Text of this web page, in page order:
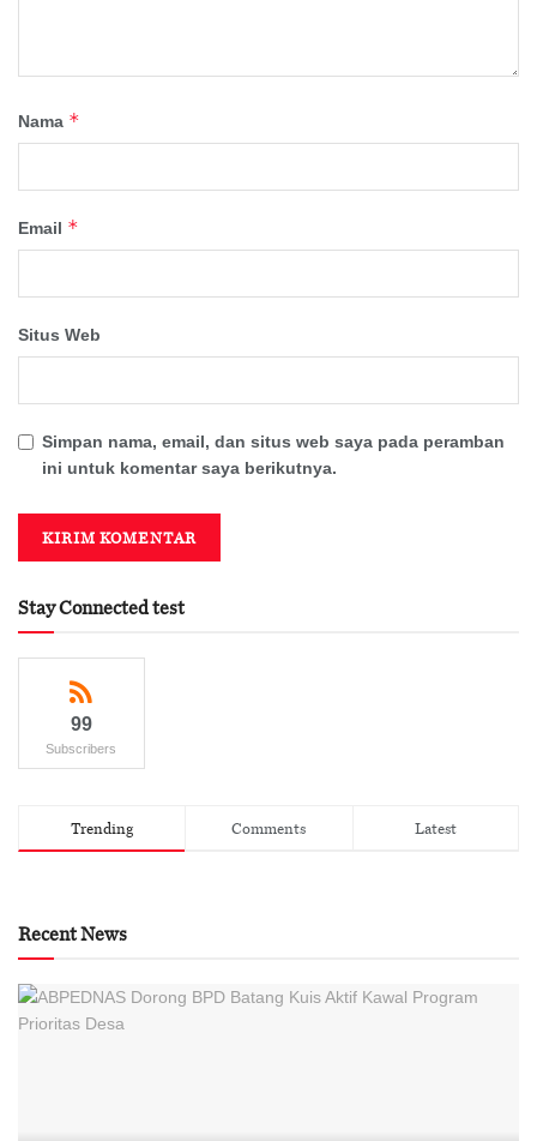
Nama *
Email *
Situs Web
Simpan nama, email, dan situs web saya pada peramban
ini untuk komentar saya berikutnya.
Stay Connected test
99
Subscribers
Trending Comments Latest
Recent News